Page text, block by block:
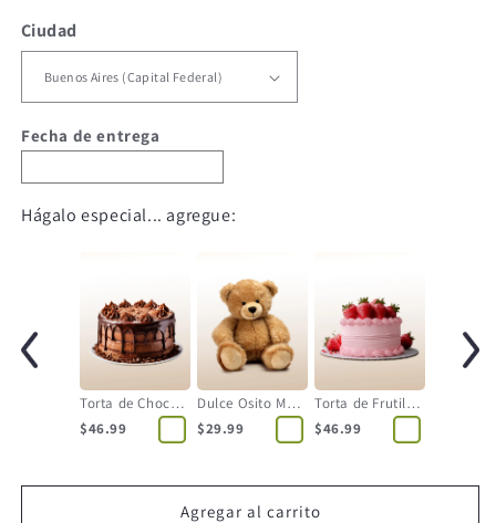
Ciudad
Fecha de entrega
Hágalo especial... agregue:
Torta de Chocolate
$46.99
Dulce Osito Mediano
$29.99
Torta de Frutilla - 12 Personas
$46.99
Agregar al carrito